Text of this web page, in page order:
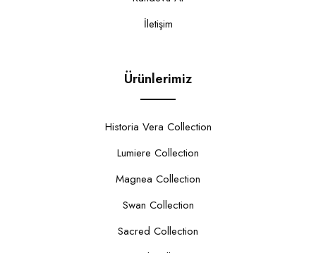
İletişim
Ürünlerimiz
Historia Vera Collection
Lumiere Collection
Magnea Collection
Swan Collection
Sacred Collection